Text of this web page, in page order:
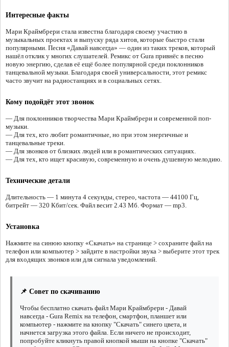
Интересные факты
Мари Краймбрери стала известна благодаря своему участию в
музыкальных проектах и выпуску ряда хитов, которые быстро стали
популярными. Песня «Давай навсегда» — один из таких треков, который
нашёл отклик у многих слушателей. Ремикс от Gura привнёс в песню
новую энергию, сделав её ещё более популярной среди поклонников
танцевальной музыки. Благодаря своей универсальности, этот ремикс
часто звучит на радиостанциях и в социальных сетях.
Кому подойдёт этот звонок
— Для поклонников творчества Мари Краймбрери и современной поп-
музыки.
— Для тех, кто любит романтичные, но при этом энергичные и
танцевальные треки.
— Для звонков от близких людей или в романтических ситуациях.
— Для тех, кто ищет красивую, современную и очень душевную мелодию.
Технические детали
Длительность — 1 минута 4 секунды, стерео, частота — 44100 Гц,
битрейт — 320 Кбит/сек. Файл весит 2.43 Мб. Формат — mp3.
Установка
Нажмите на синюю кнопку «Скачать» на странице > сохраните файл на
телефон или компьютер > зайдите в настройки звука > выберите этот трек
для входящих звонков или для сигнала уведомлений.
📌 Совет по скачиванию
Чтобы бесплатно скачать файл Мари Краймбрери - Давай
навсегда - Gura Remix на телефон, смартфон, планшет или
компьютер - нажмите на кнопку "Скачать" синего цвета, и
начнется загрузка этого файла. Если ничего не происходит,
попробуйте кликнуть правой кнопкой мыши на кнопке "Скачать"